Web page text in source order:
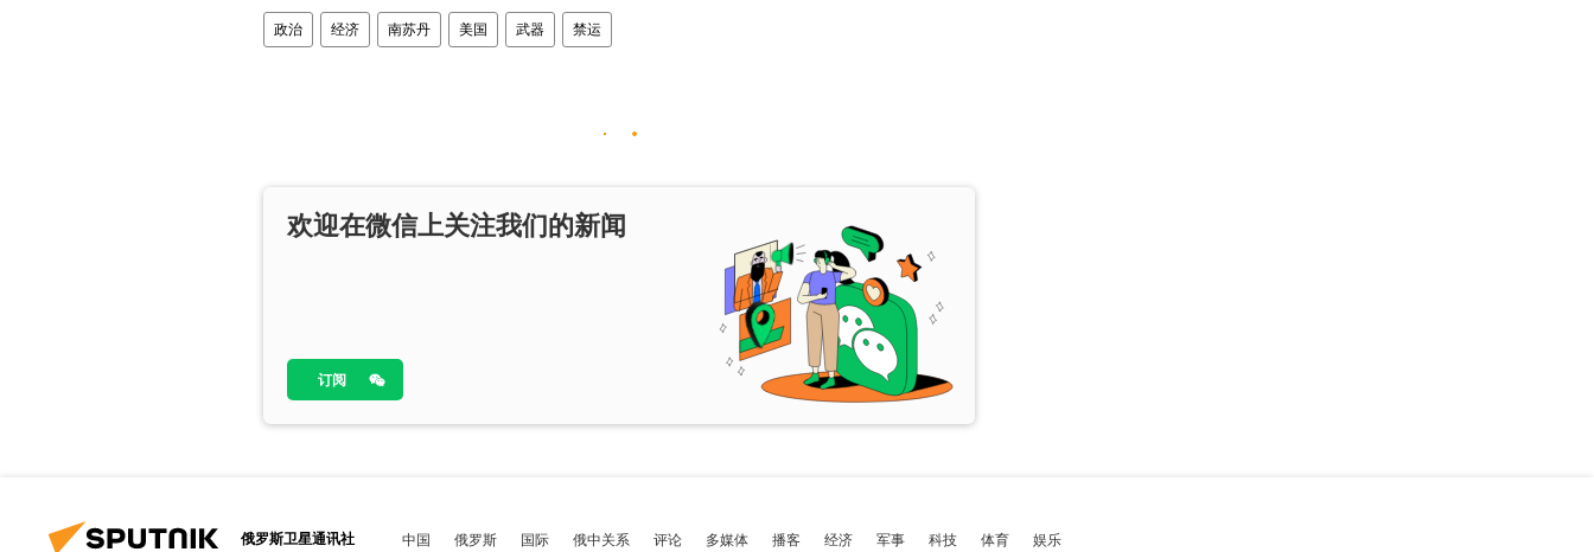
政治 经济 南苏丹 美国 武器 禁运
欢迎在微信上关注我们的新闻
订阅
俄罗斯卫星通讯社 中国 俄罗斯 国际 俄中关系 评论 多媒体 播客 经济 军事 科技 体育 娱乐